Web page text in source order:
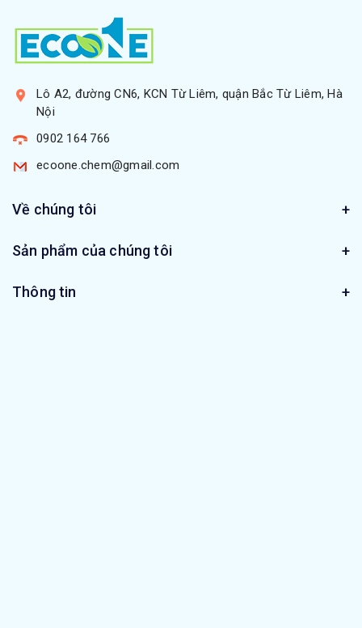
Lô A2, đường CN6, KCN Từ Liêm, quận Bắc Từ Liêm, Hà
Nội
0902 164 766
ecoone.chem@gmail.com
Về chúng tôi
Sản phẩm của chúng tôi
Thông tin